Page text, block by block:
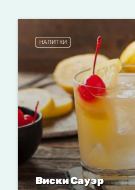
НАПИТКИ
Виски Сауэр